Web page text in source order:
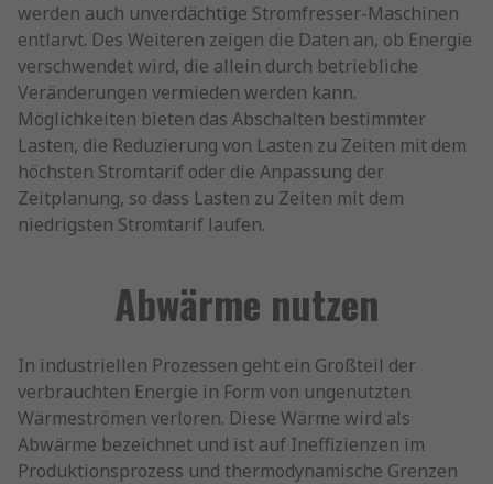
werden auch unverdächtige Stromfresser-Maschinen
entlarvt. Des Weiteren zeigen die Daten an, ob Energie
verschwendet wird, die allein durch betriebliche
Veränderungen vermieden werden kann.
Möglichkeiten bieten das Abschalten bestimmter
Lasten, die Reduzierung von Lasten zu Zeiten mit dem
höchsten Stromtarif oder die Anpassung der
Zeitplanung, so dass Lasten zu Zeiten mit dem
niedrigsten Stromtarif laufen.
Abwärme nutzen
In industriellen Prozessen geht ein Großteil der
verbrauchten Energie in Form von ungenutzten
Wärmeströmen verloren. Diese Wärme wird als
Abwärme bezeichnet und ist auf Ineffizienzen im
Produktionsprozess und thermodynamische Grenzen